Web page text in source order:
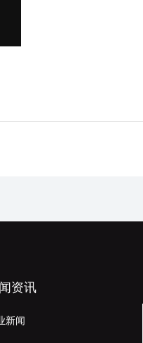
资讯
新闻